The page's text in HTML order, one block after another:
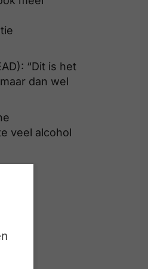
“Dit is het
dan wel
veel alcohol